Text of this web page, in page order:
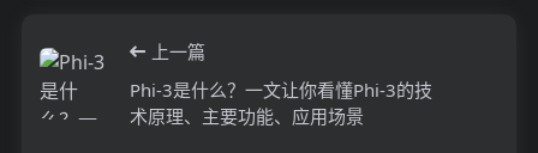
上一篇
Phi-3是什么？一文让你看懂Phi-3的技
术原理、主要功能、应用场景